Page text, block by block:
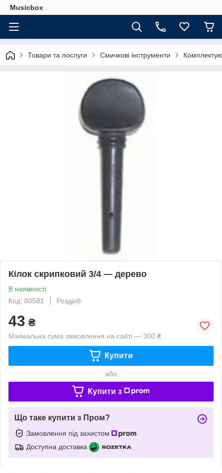
Musicbox
Товари та послуги Смичкові інструменти
Кілок скрипковий 3/4 — дерево
В наявності
Код: 80581
Роздріб
43 ₴
Мінімальна сума замовлення на сайті — 300 ₴
Купити
або
Купити з
Що таке купити з Пром?
Замовлення під захистом
Доступна доставка